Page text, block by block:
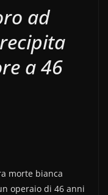
ad
a 46
morte bianca
operaio di 46 anni